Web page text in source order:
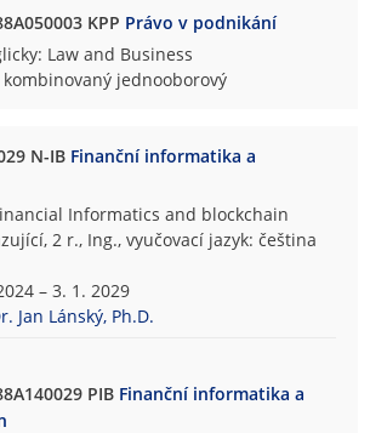
KPP Právo v podnikání
Law and Business
jednooborový
N-IB Finanční informatika a
Informatics and blockchain
2 r., Ing., vyučovací jazyk: čeština
– 3. 1. 2029
Jan Lánský, Ph.D.
PIB Finanční informatika a